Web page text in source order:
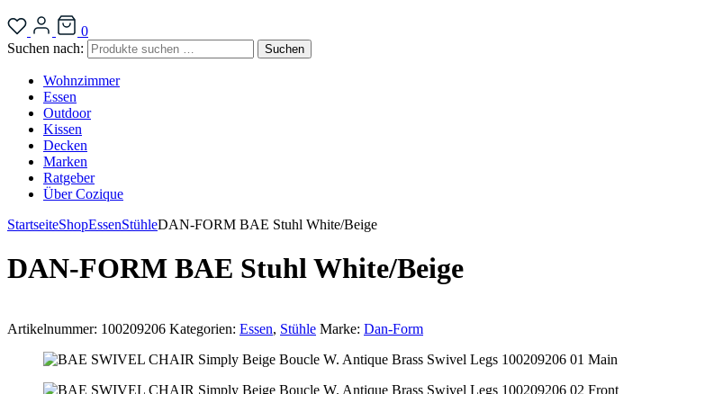
0
Suchen nach:
Suchen
Wohnzimmer
Essen
Outdoor
Kissen
Decken
Marken
Ratgeber
Über Cozique
StartseiteShopEssenStühleDAN-FORM BAE Stuhl White/Beige
DAN-FORM BAE Stuhl White/Beige
Artikelnummer: 100209206 Kategorien: Essen, Stühle Marke: Dan-Form